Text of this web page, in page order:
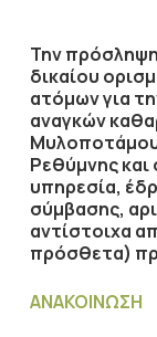
Την
δικαίου
ατόμων για
αναγκών
Ρεθύμνης και
υπηρεσία,
σύμβασης,
αντίστοιχα
πρόσθετα)
ΑΝΑΚΟΙΝΩΣΗ